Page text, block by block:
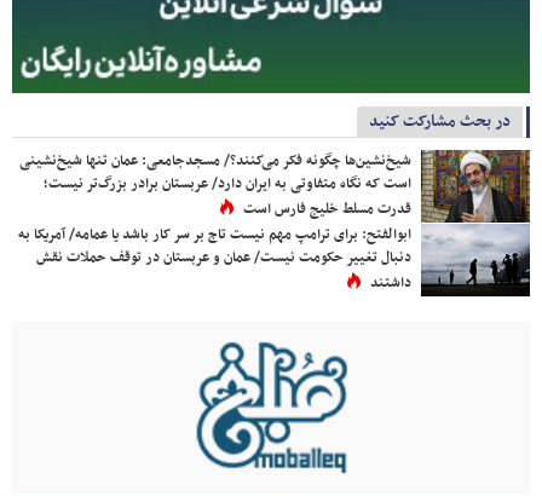
در بحث مشارکت کنید
شیخ‌نشین‌ها چگونه فکر می‌کنند؟/ مسجدجامعی: عمان تنها شیخ‌نشینی
است که نگاه متفاوتی به ایران دارد/ عربستان برادر بزرگ‌تر نیست؛
قدرت مسلط خلیج فارس است
ابوالفتح: برای ترامپ مهم نیست تاج بر سر کار باشد یا عمامه/ آمریکا به
دنبال تغییر حکومت نیست/ عمان و عربستان در توقف حملات نقش
داشتند